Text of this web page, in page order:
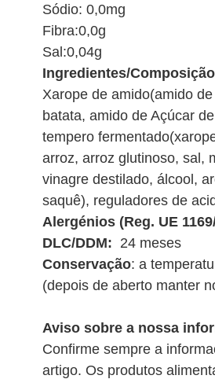
Sódio: 0,0mg
Fibra:0,0g
Sal:0,04g
Ingredientes/
Xarope de amido(amido
batata, amido de Açúcar
tempero
arroz, arroz glutinoso, sal,
vinagre destilado, álcool,
saquê), reguladores de
Alergénios (Reg. UE
DLC/DDM: 24 meses
Conservação: a
(depois de aberto manter
Aviso sobre a nossa
Confirme sempre a
artigo. Os produtos